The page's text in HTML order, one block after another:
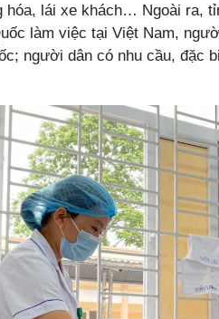
lái xe khách… Ngoài ra,
làm việc tại Việt Nam,
người dân có nhu cầu, đặc